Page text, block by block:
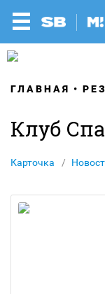
ГЛАВНАЯ
Клуб
Карточка